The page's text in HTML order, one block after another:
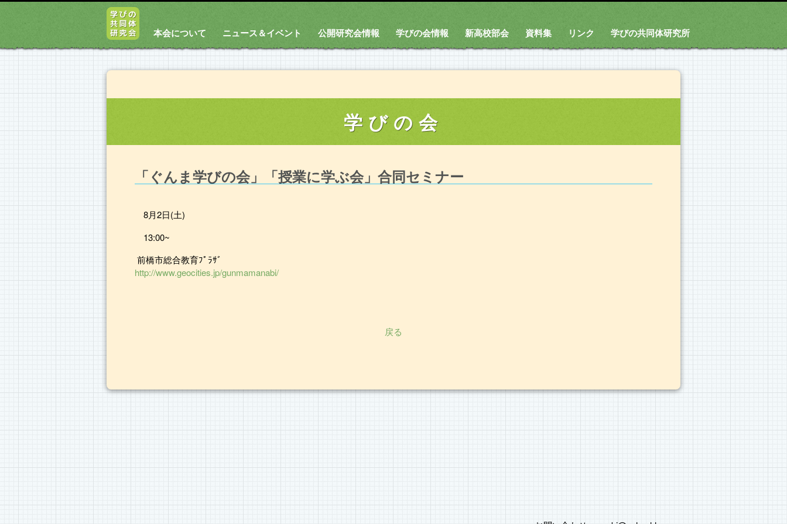
本会について ニュース＆イベント 公開研究会情報 学びの会情報 新高校部会 資料集 リンク 学びの共同体研究所
学びの会
「ぐんま学びの会」「授業に学ぶ会」合同セミナー
8月2日(土)
13:00~
前橋市総合教育ﾌﾟﾗｻﾞ
http://www.geocities.jp/gunmamanabi/
戻る